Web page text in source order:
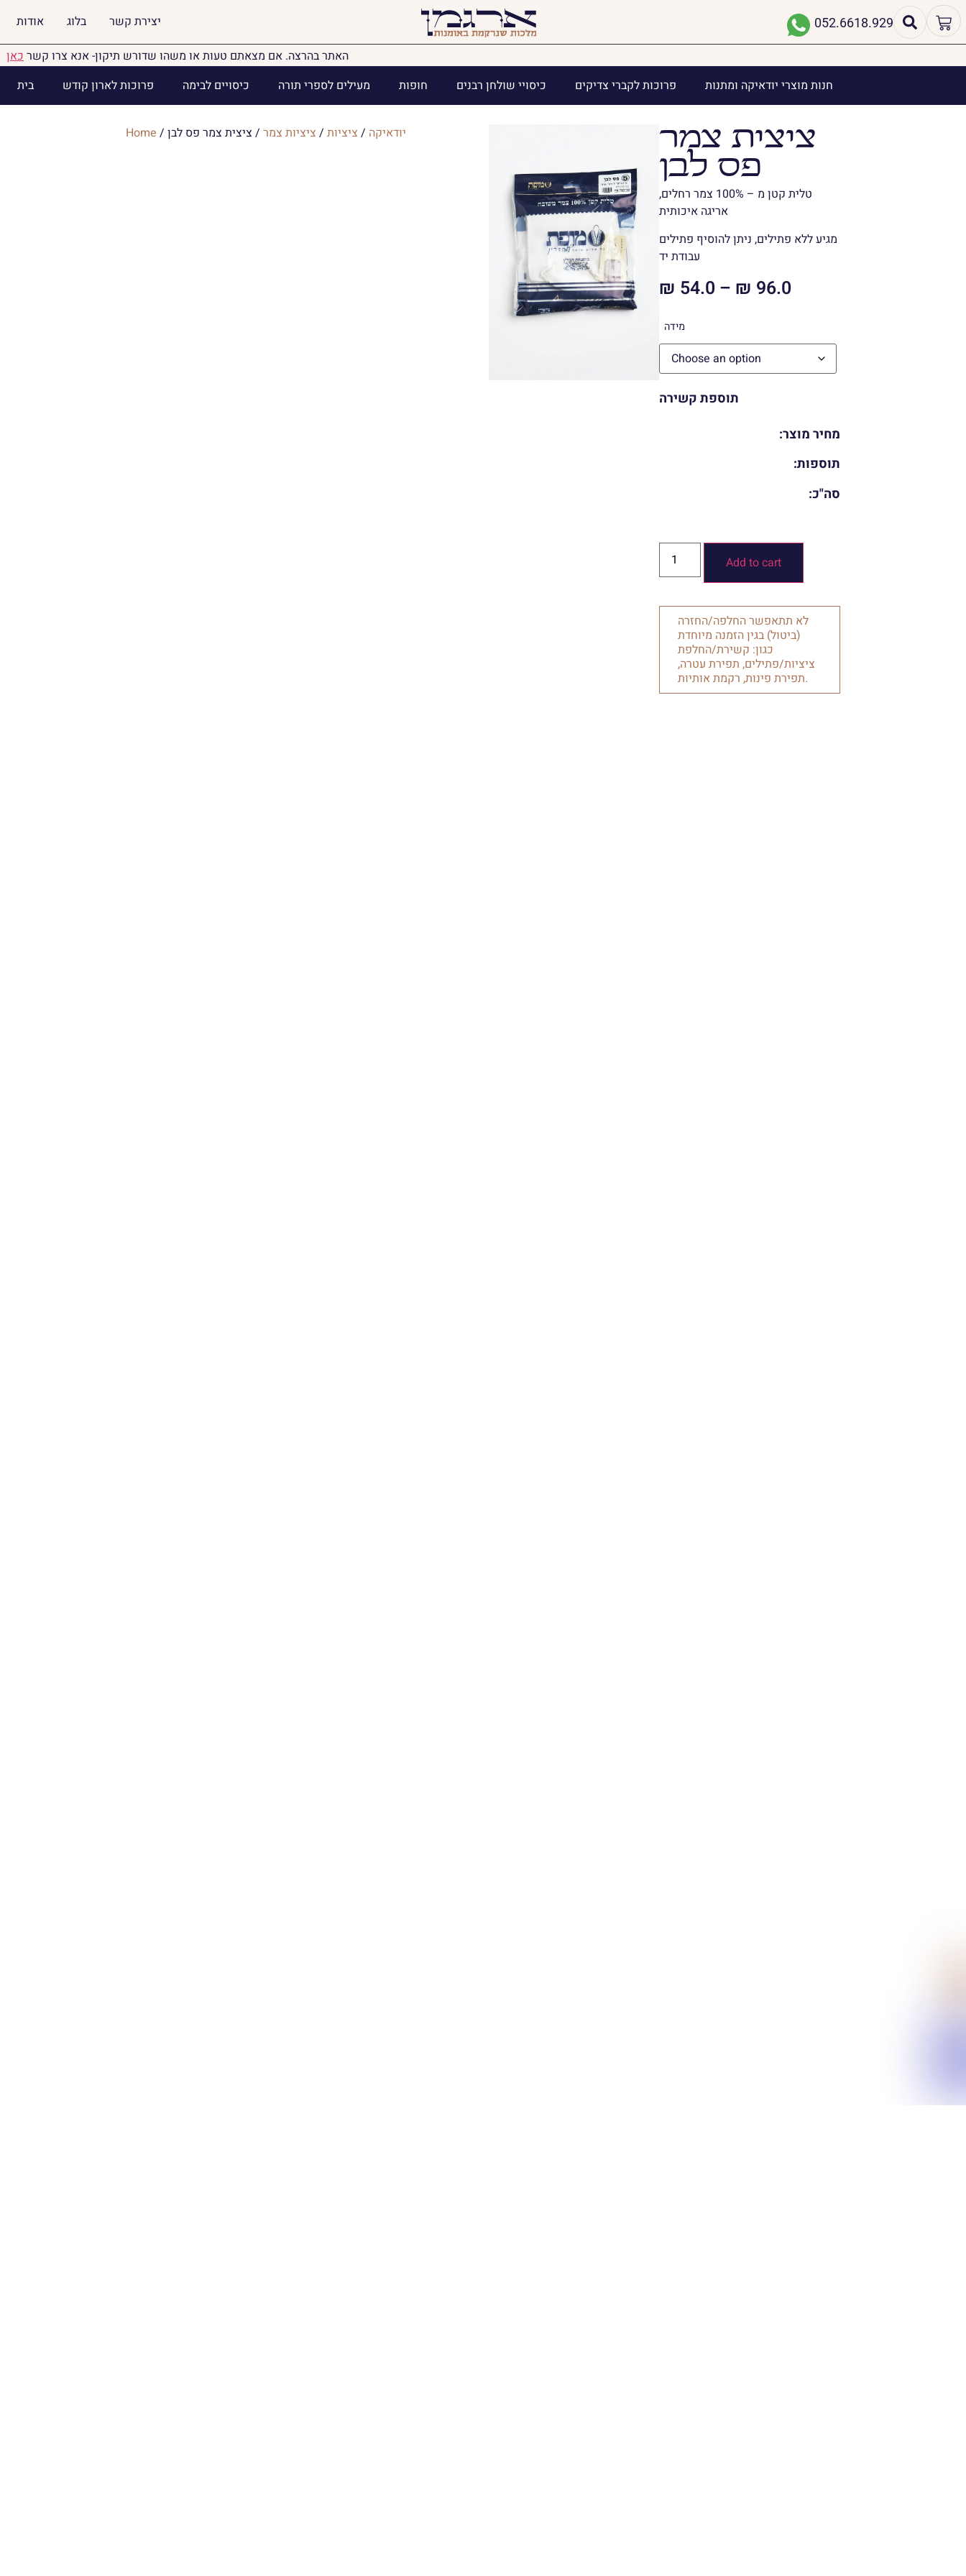
אודות בלוג יצירת קשר 052.6618.929
האתר בהרצה. אם מצאתם טעות או משהו שדורש תיקון- אנא צרו קשרכאן
בית
פרוכות לארון קודש כיסויים לבימה מעילים לספרי תורה חופות כיסויי שולחן רבנים פרוכות לקברי צדיקים חנות מוצרי יודאיקה ומתנות
Home / יודאיקה / ציציות / ציציות צמר / ציצית צמר פס לבן
ציצית צמר
פס לבן
טלית קטן מ – 100% צמר רחלים,
אריגה איכותית
מגיע ללא פתילים, ניתן להוסיף פתילים
עבודת יד
₪ 54.0 – ₪ 96.0
מידה
תוספת קשירה
מחיר מוצר:
תוספות:
סה"כ:
Add to cart
לא תתאפשר החלפה/החזרה
(ביטול) בגין הזמנה מיוחדת
כגון: קשירת/החלפת
ציציות/פתילים, תפירת עטרה,
תפירת פינות, רקמת אותיות.